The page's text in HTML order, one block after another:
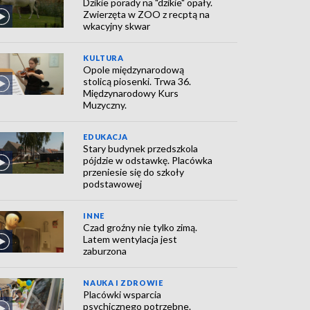
Zwierzęta w ZOO z recptą na
wkacyjny skwar
KULTURA
Opole międzynarodową
stolicą piosenki. Trwa 36.
Międzynarodowy Kurs
Muzyczny.
EDUKACJA
Stary budynek przedszkola
pójdzie w odstawkę. Placówka
przeniesie się do szkoły
podstawowej
INNE
Czad groźny nie tylko zimą.
Latem wentylacja jest
zaburzona
NAUKA I ZDROWIE
Placówki wsparcia
psychicznego potrzebne.